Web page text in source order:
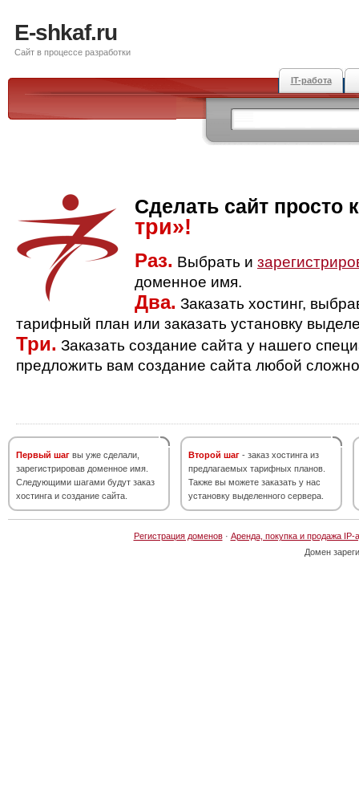
E-shkaf.ru
Сайт в процессе разработки
IT-работа
Сделать сайт просто
три»!
Раз. Выбрать и
доменное имя.
Два. Заказать хостинг,
тарифный план или заказать установку
Три. Заказать создание сайта у нашего
предложить вам создание сайта любой
Первый шаг вы уже сделали,
зарегистрировав доменное имя.
Следующими шагами будут заказ
хостинга и создание сайта.
Второй шаг - заказ хостинга из
предлагаемых тарифных планов.
Также вы можете заказать у нас
установку выделенного сервера.
Регистрация доменов· Аренда, покупка и продажа IP-
Домен